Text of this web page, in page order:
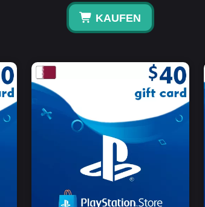
KAUFEN